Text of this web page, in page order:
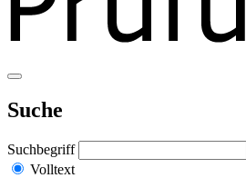
Suche
Suchbegriff
Volltext